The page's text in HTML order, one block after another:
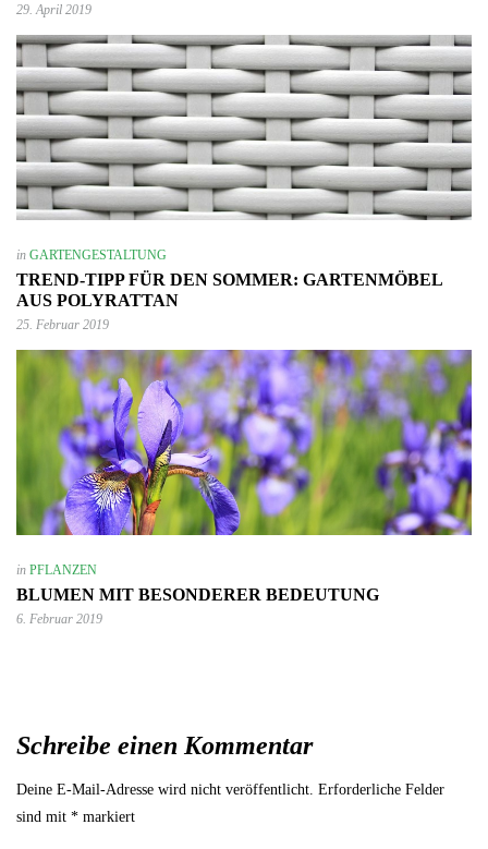
29. April 2019
in GARTENGESTALTUNG
TREND-TIPP FÜR DEN SOMMER: GARTENMÖBEL
AUS POLYRATTAN
25. Februar 2019
in PFLANZEN
BLUMEN MIT BESONDERER BEDEUTUNG
6. Februar 2019
Schreibe einen Kommentar
Deine E-Mail-Adresse wird nicht veröffentlicht. Erforderliche Felder
sind mit * markiert